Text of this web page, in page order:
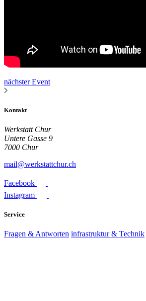
nächster Event
Kontakt
Werkstatt Chur
Untere Gasse 9
7000 Chur
mail@werkstattchur.ch
Facebook
Instagram
Service
Fragen & Antworten infrastruktur & Technik